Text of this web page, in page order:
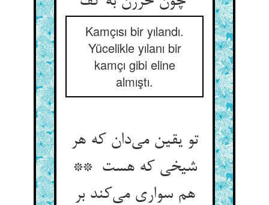
Kamçısı bir yılandı.
Yücelikle yılanı bir
kamçı gibi eline
almıştı.
تو یقین می‌دان که هر
شیخی که هست **
هم سواری می‌کند بر